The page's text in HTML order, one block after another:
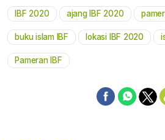
IBF 2020 ajang IBF 2020
buku islam IBF lokasi IBF 2020
Pameran IBF